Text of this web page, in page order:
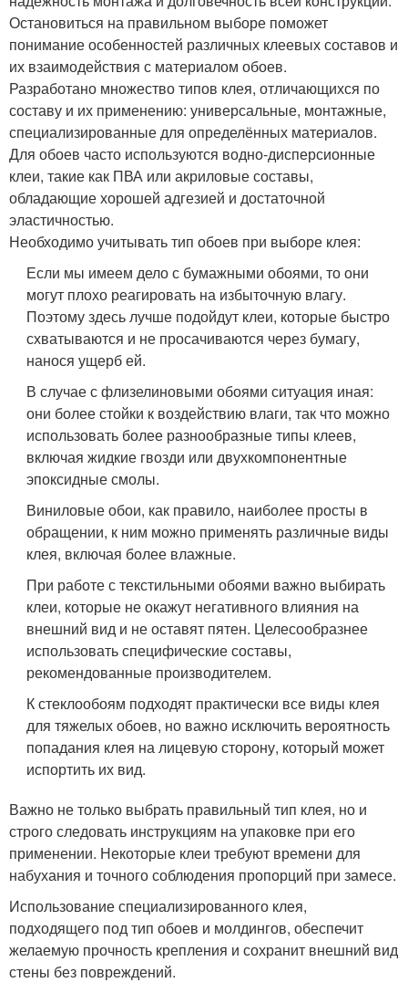
Остановиться на правильном выборе поможет
понимание особенностей различных клеевых составов и
их взаимодействия с материалом обоев.
Разработано множество типов клея, отличающихся по
составу и их применению: универсальные, монтажные,
специализированные для определённых материалов.
Для обоев часто используются водно-дисперсионные
клеи, такие как ПВА или акриловые составы,
обладающие хорошей адгезией и достаточной
эластичностью.
Необходимо учитывать тип обоев при выборе клея:
Если мы имеем дело с бумажными обоями, то они
могут плохо реагировать на избыточную влагу.
Поэтому здесь лучше подойдут клеи, которые быстро
схватываются и не просачиваются через бумагу,
нанося ущерб ей.
В случае с флизелиновыми обоями ситуация иная:
они более стойки к воздействию влаги, так что можно
использовать более разнообразные типы клеев,
включая жидкие гвозди или двухкомпонентные
эпоксидные смолы.
Виниловые обои, как правило, наиболее просты в
обращении, к ним можно применять различные виды
клея, включая более влажные.
При работе с текстильными обоями важно выбирать
клеи, которые не окажут негативного влияния на
внешний вид и не оставят пятен. Целесообразнее
использовать специфические составы,
рекомендованные производителем.
К стеклообоям подходят практически все виды клея
для тяжелых обоев, но важно исключить вероятность
попадания клея на лицевую сторону, который может
испортить их вид.
Важно не только выбрать правильный тип клея, но и
строго следовать инструкциям на упаковке при его
применении. Некоторые клеи требуют времени для
набухания и точного соблюдения пропорций при замесе.
Использование специализированного клея,
подходящего под тип обоев и молдингов, обеспечит
желаемую прочность крепления и сохранит внешний вид
стены без повреждений.